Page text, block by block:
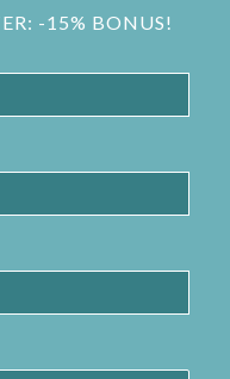
-15% BONUS!